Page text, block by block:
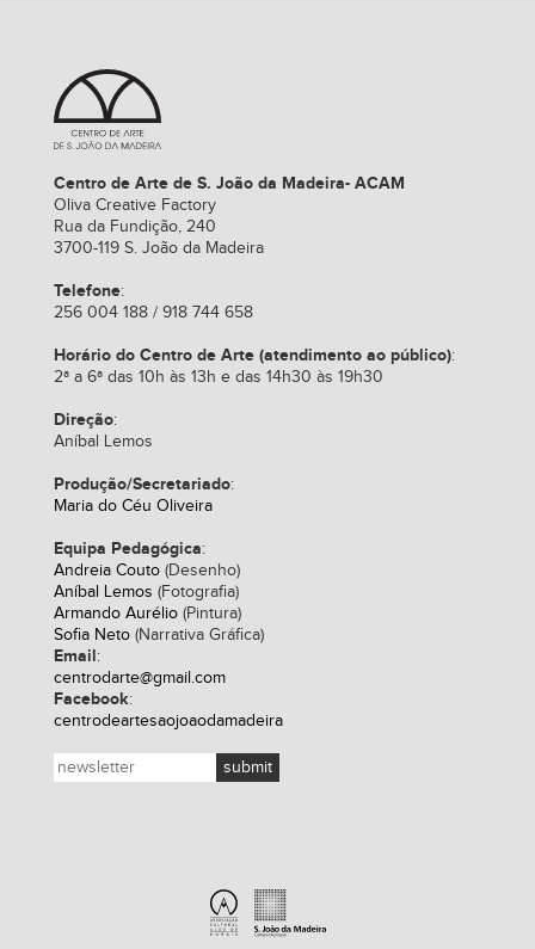
Centro de Arte de S. João da Madeira- ACAM
Oliva Creative Factory
Rua da Fundição, 240
3700-119 S. João da Madeira
Telefone:
256 004 188 / 918 744 658
Horário do Centro de Arte (atendimento ao público):
2ª a 6ª das 10h às 13h e das 14h30 às 19h30
Direção:
Aníbal Lemos
Produção/Secretariado:
Maria do Céu Oliveira
Equipa Pedagógica:
Andreia Couto (Desenho)
Aníbal Lemos (Fotografia)
Armando Aurélio (Pintura)
Sofia Neto (Narrativa Gráfica)
Email:
centrodarte@gmail.com
Facebook:
centrodeartesaojoaodamadeira